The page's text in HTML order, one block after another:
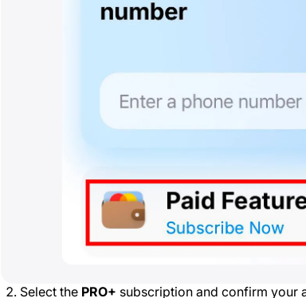
Select the PRO+ subscription and confirm your